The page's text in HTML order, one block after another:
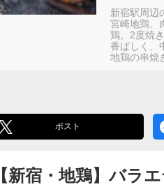
新宿駅周辺
宮崎地鶏、
鶏。2度焼
香ばしく、
地鶏の串焼
ポスト
【新宿・地鶏】バラ